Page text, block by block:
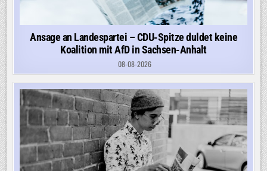
Ansage an Landespartei – CDU-Spitze duldet keine
Koalition mit AfD in Sachsen-Anhalt
08-08-2026